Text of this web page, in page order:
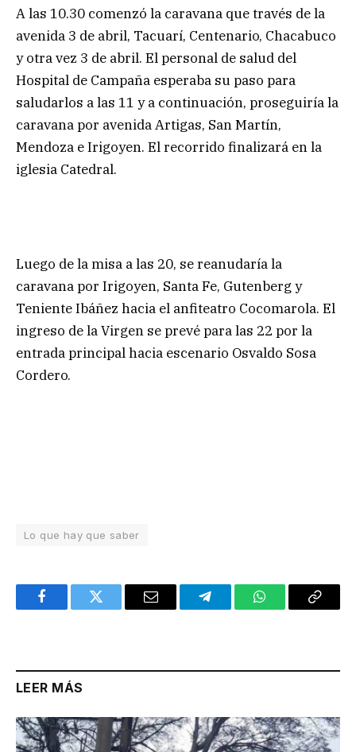
A las 10.30 comenzó la caravana que través de la
avenida 3 de abril, Tacuarí, Centenario, Chacabuco
y otra vez 3 de abril. El personal de salud del
Hospital de Campaña esperaba su paso para
saludarlos a las 11 y a continuación, proseguiría la
caravana por avenida Artigas, San Martín,
Mendoza e Irigoyen. El recorrido finalizará en la
iglesia Catedral.
Luego de la misa a las 20, se reanudaría la
caravana por Irigoyen, Santa Fe, Gutenberg y
Teniente Ibáñez hacia el anfiteatro Cocomarola. El
ingreso de la Virgen se prevé para las 22 por la
entrada principal hacia escenario Osvaldo Sosa
Cordero.
Lo que hay que saber
FacebookTwitter Email TelegramWhatsAppCopy
LEER MÁS